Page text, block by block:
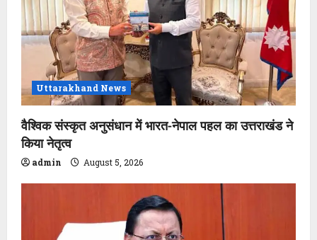
i
o
n Uttarakhand News
वैश्विक संस्कृत अनुसंधान में भारत-नेपाल पहल का उत्तराखंड ने
किया नेतृत्व
admin August 5, 2026